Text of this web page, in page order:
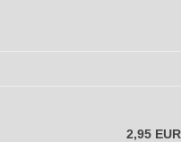
2,95 EUR